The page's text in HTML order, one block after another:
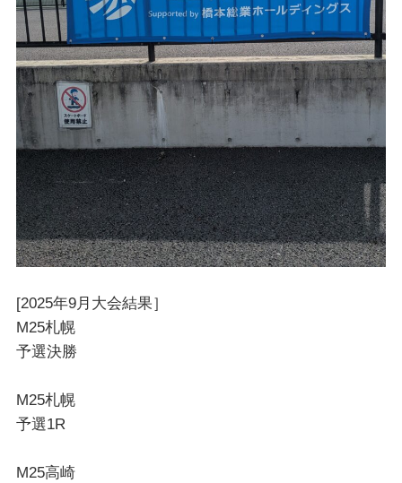
[2025年9月大会結果］
M25札幌
予選決勝
M25札幌
予選1R
M25高崎